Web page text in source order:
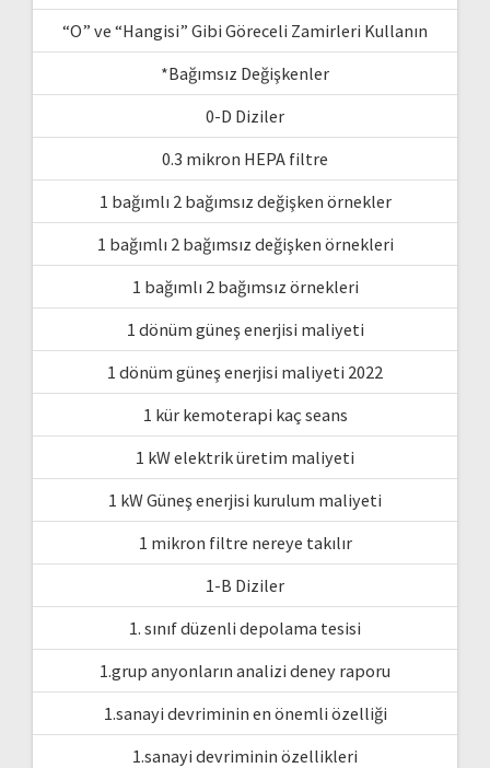
“O” ve “Hangisi” Gibi Göreceli Zamirleri Kullanın
*Bağımsız Değişkenler
0-D Diziler
0.3 mikron HEPA filtre
1 bağımlı 2 bağımsız değişken örnekler
1 bağımlı 2 bağımsız değişken örnekleri
1 bağımlı 2 bağımsız örnekleri
1 dönüm güneş enerjisi maliyeti
1 dönüm güneş enerjisi maliyeti 2022
1 kür kemoterapi kaç seans
1 kW elektrik üretim maliyeti
1 kW Güneş enerjisi kurulum maliyeti
1 mikron filtre nereye takılır
1-B Diziler
1. sınıf düzenli depolama tesisi
1.grup anyonların analizi deney raporu
1.sanayi devriminin en önemli özelliği
1.sanayi devriminin özellikleri